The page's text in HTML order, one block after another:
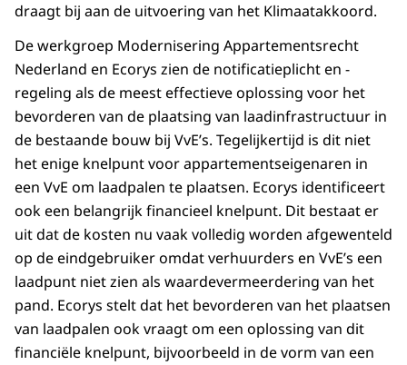
draagt bij aan de uitvoering van het Klimaatakkoord.
De werkgroep Modernisering Appartementsrecht
Nederland en Ecorys zien de notificatieplicht en -
regeling als de meest effectieve oplossing voor het
bevorderen van de plaatsing van laadinfrastructuur in
de bestaande bouw bij VvE’s. Tegelijkertijd is dit niet
het enige knelpunt voor appartementseigenaren in
een VvE om laadpalen te plaatsen. Ecorys identificeert
ook een belangrijk financieel knelpunt. Dit bestaat er
uit dat de kosten nu vaak volledig worden afgewenteld
op de eindgebruiker omdat verhuurders en VvE’s een
laadpunt niet zien als waardevermeerdering van het
pand. Ecorys stelt dat het bevorderen van het plaatsen
van laadpalen ook vraagt om een oplossing van dit
financiële knelpunt, bijvoorbeeld in de vorm van een